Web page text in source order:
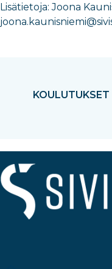
KOULUTUKSET
Lisätietoja: Joona